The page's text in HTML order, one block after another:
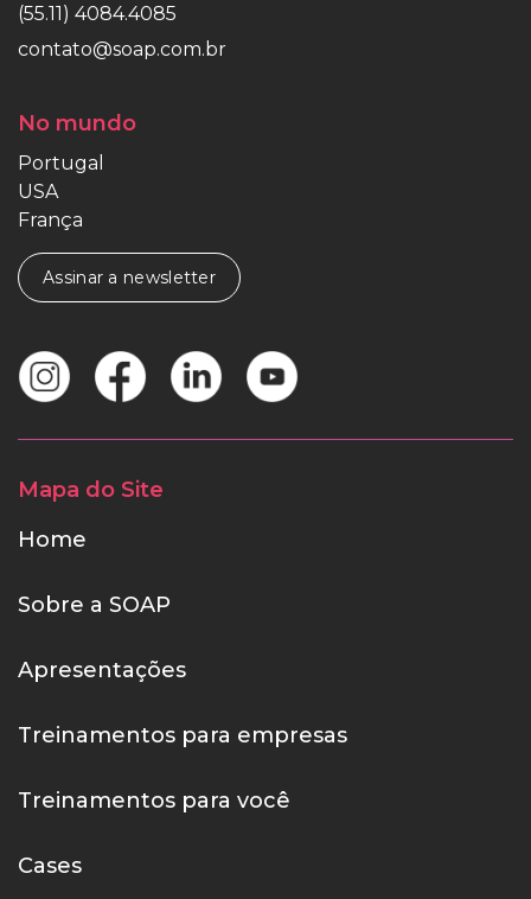
(55.11) 4084.4085
contato@soap.com.br
No mundo
Portugal
USA
França
Assinar a newsletter
Mapa do Site
Home
Sobre a SOAP
Apresentações
Treinamentos para empresas
Treinamentos para você
Cases